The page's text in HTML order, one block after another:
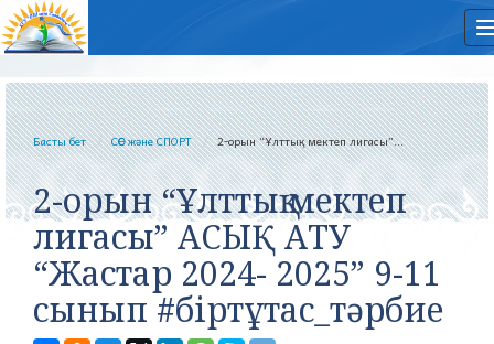
Басты бет СӨС және СПОРТ 2-орын “Ұлттық мектеп лигасы”...
2-орын “Ұлттық мектеп
лигасы” АСЫҚ АТУ
“Жастар 2024- 2025” 9-11
сынып #біртұтас_тәрбие